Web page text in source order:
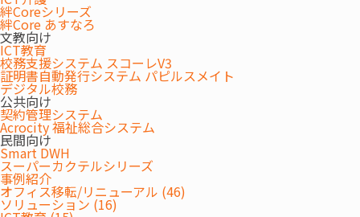
絆Coreシリーズ
絆Core あすなろ
文教向け
ICT教育
校務支援システム スコーレV3
証明書自動発行システム パピルスメイト
デジタル校務
公共向け
契約管理システム
Acrocity 福祉総合システム
民間向け
Smart DWH
スーパーカクテルシリーズ
事例紹介
オフィス移転/リニューアル (46)
ソリューション (16)
時
参加
URL
開催当日にお送りします
対
象
※競合にあたる企業様はお申込みをお断りさせ
無料/YouTubeにて配信 お申込み締め切り:4月
17日（木）12:00まで